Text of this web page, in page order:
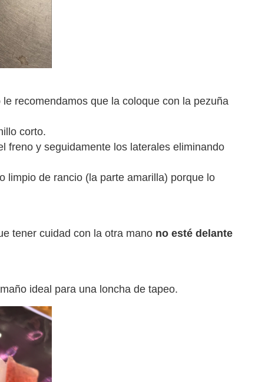
recomendamos que la coloque con la pezuña
corto.
freno y seguidamente los laterales eliminando
limpio de rancio (la parte amarilla) porque lo
tener cuidad con la otra mano no esté delante
ideal para una loncha de tapeo.